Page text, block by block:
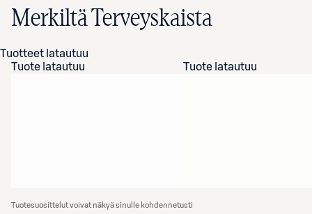
Merkiltä Terveyskaista
Tuotteet latautuu
Tuote latautuu
Tuote latautuu
Tuotesuosittelut voivat näkyä sinulle kohdennetusti